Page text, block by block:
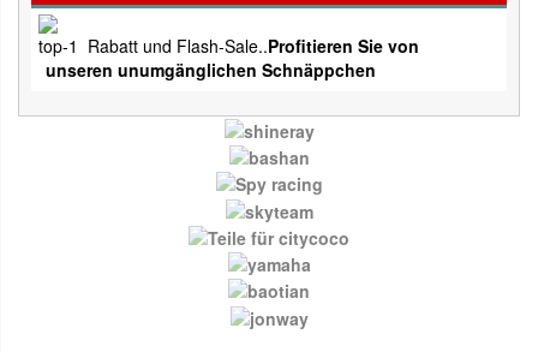
Rabatt und Flash-Sale..Profitieren Sie von
unseren unumgänglichen Schnäppchen